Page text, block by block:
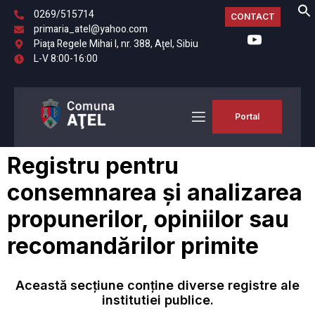
0269/515714
primaria_atel@yahoo.com
Piaţa Regele Mihai I, nr. 388, Aţel, Sibiu
L-V 8:00-16:00
CONTACT
Portal
Registru pentru
consemnarea și analizarea
propunerilor, opiniilor sau
recomandărilor primite
Această secțiune conține diverse registre ale
institutiei publice.